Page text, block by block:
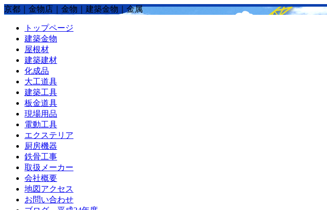
京都｜金物店｜金物｜建築金物｜金属
トップページ
建築金物
屋根材
建築建材
化成品
大工道具
建築工具
板金道具
現場用品
電動工具
エクステリア
厨房機器
鉄骨工事
取扱メーカー
会社概要
地図アクセス
お問い合わせ